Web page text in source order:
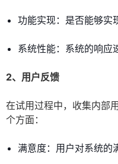
功能实现：是否能够实
系统性能：系统的响应
2、用户反馈
在试用过程中，收集内部
个方面：
满意度：用户对系统的